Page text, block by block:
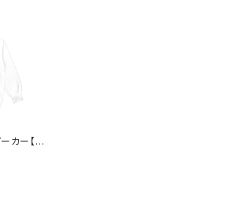
カー【C